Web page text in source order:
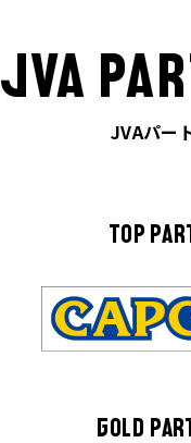
JVA
JVAパー
TOP
GOLD